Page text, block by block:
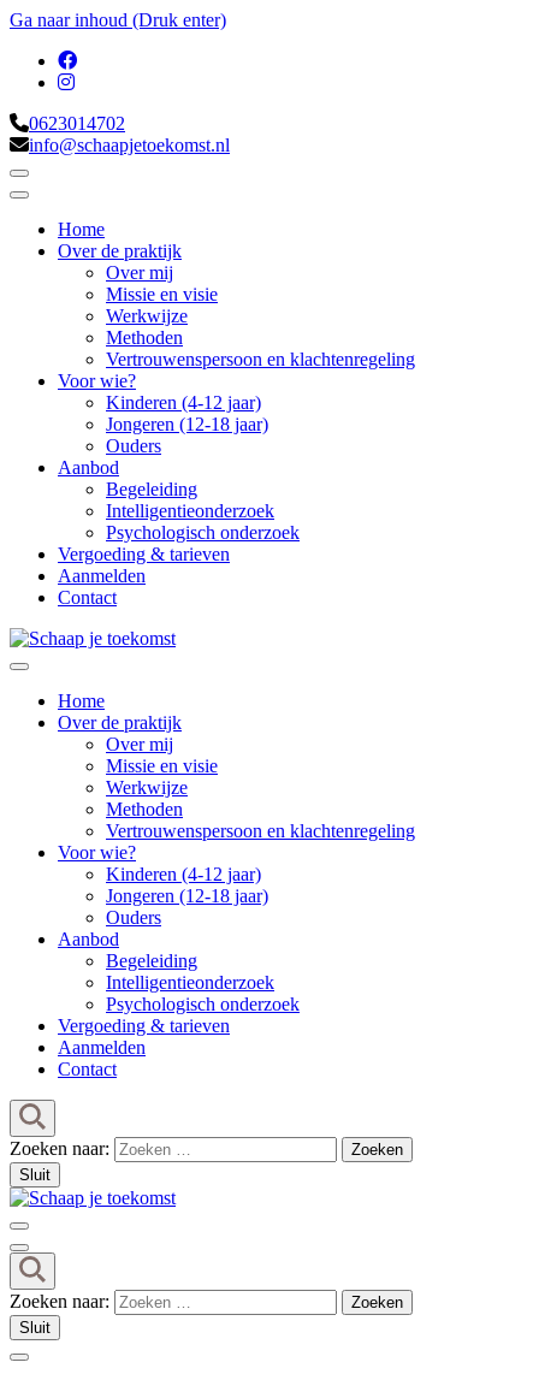
Ga naar inhoud (Druk enter)
0623014702
info@schaapjetoekomst.nl
Home
Over de praktijk
Over mij
Missie en visie
Werkwijze
Methoden
Vertrouwenspersoon en klachtenregeling
Voor wie?
Kinderen (4-12 jaar)
Jongeren (12-18 jaar)
Ouders
Aanbod
Begeleiding
Intelligentieonderzoek
Psychologisch onderzoek
Vergoeding & tarieven
Aanmelden
Contact
Home
Over de praktijk
Over mij
Missie en visie
Werkwijze
Methoden
Vertrouwenspersoon en klachtenregeling
Voor wie?
Kinderen (4-12 jaar)
Jongeren (12-18 jaar)
Ouders
Aanbod
Begeleiding
Intelligentieonderzoek
Psychologisch onderzoek
Vergoeding & tarieven
Aanmelden
Contact
Zoeken naar:
Sluit
Zoeken naar:
Sluit